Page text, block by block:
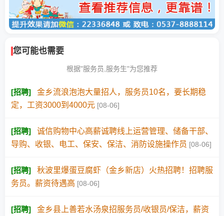
您可能也需要
根据"服务员,服务生"为您推荐
[招聘]
金乡流浪泡泡大量招人，服务员10名，要长期稳
定，工资3000到4000元 [08-06]
[招聘]
诚信购物中心高薪诚聘线上运营管理、储备干部、
导购、收银、电工、保安、保洁、消防设施操作员 [08-06]
[招聘]
秋波里爆蛋豆腐虾（金乡新店）火热招聘！招聘服
务员。薪资待遇高 [08-06]
[招聘]
金乡县上善若水汤泉招服务员/收银员/保洁，薪资